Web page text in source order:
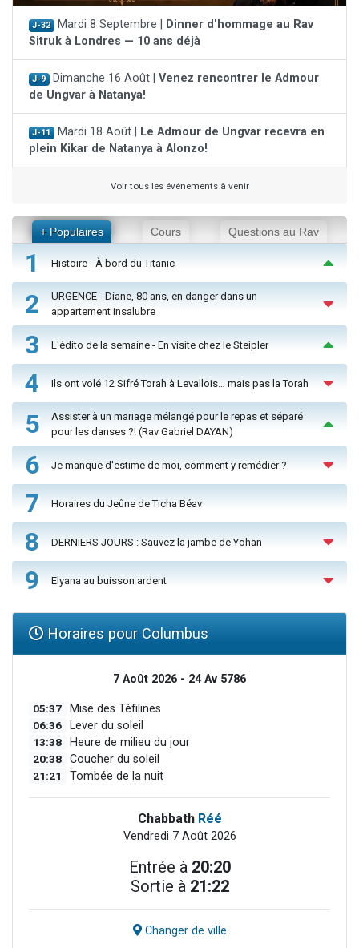
J-32 Mardi 8 Septembre |
Dinner d'hommage au Rav
Sitruk à Londres — 10 ans déjà
J-9 Dimanche 16 Août | Venez rencontrer le Admour
de Ungvar à Natanya!
J-11 Mardi 18 Août |
Le Admour de Ungvar recevra en
plein Kikar de Natanya à Alonzo!
Voir tous les événements à venir
+ Populaires Cours Questions au Rav
1 Histoire - À bord du Titanic
2
URGENCE - Diane, 80 ans, en danger dans un
appartement insalubre
3 L'édito de la semaine - En visite chez le Steipler
4 Ils ont volé 12 Sifré Torah à Levallois… mais pas la Torah
5
Assister à un mariage mélangé pour le repas et séparé
pour les danses ?! (Rav Gabriel DAYAN)
6 Je manque d'estime de moi, comment y remédier ?
7 Horaires du Jeûne de Ticha Béav
8 DERNIERS JOURS : Sauvez la jambe de Yohan
9 Elyana au buisson ardent
Horaires pour Columbus
7 Août 2026 - 24 Av 5786
05:37 Mise des Téfilines
06:36 Lever du soleil
13:38 Heure de milieu du jour
20:38 Coucher du soleil
21:21 Tombée de la nuit
Chabbath Réé
Vendredi 7 Août 2026
Entrée à 20:20
Sortie à 21:22
Changer de ville